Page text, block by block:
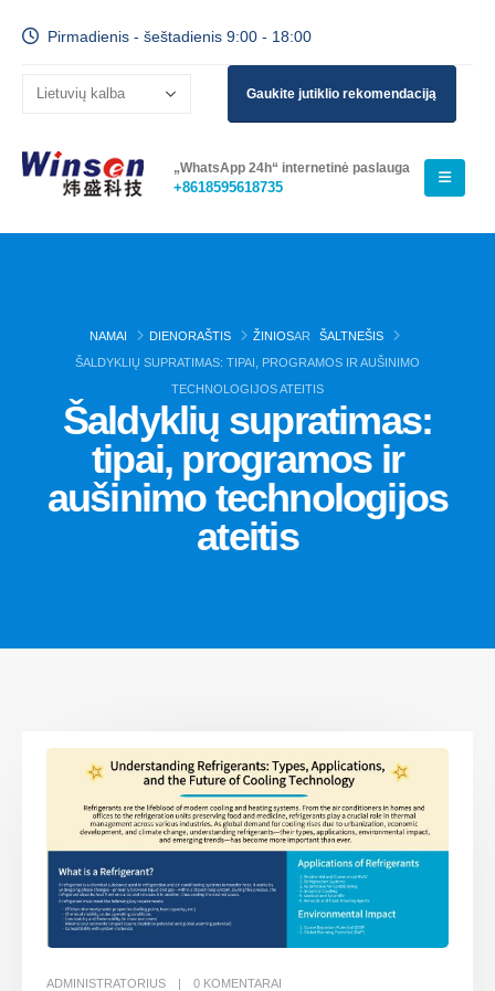
Pirmadienis - šeštadienis 9:00 - 18:00
Gaukite jutiklio rekomendaciją
„WhatsApp 24h“ internetinė paslauga
+8618595618735
NAMAI DIENORAŠTIS ŽINIOSAR
ŠALTNEŠIS
ŠALDYKLIŲ SUPRATIMAS: TIPAI, PROGRAMOS IR AUŠINIMO
TECHNOLOGIJOS ATEITIS
Šaldyklių supratimas:
tipai, programos ir
aušinimo technologijos
ateitis
ADMINISTRATORIUS 0 KOMENTARAI